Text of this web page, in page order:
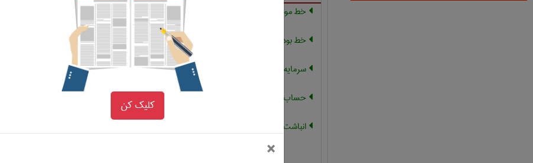
خط مونتاژ ، خط کلی
assembly line
خط بودجه
budget line
سرمایه
capital
حساب سرمایه
capital account
انباشت سرمایه
کلیک کن
×بستن